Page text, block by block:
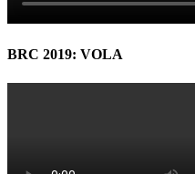
BRC 2019: VOLA